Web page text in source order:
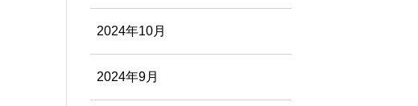
2024年10月
2024年9月